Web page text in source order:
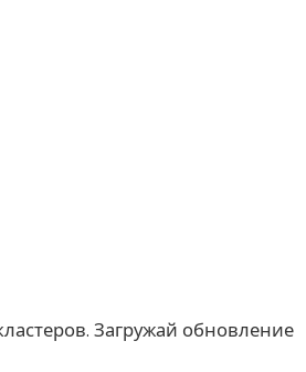
Загружай обновление